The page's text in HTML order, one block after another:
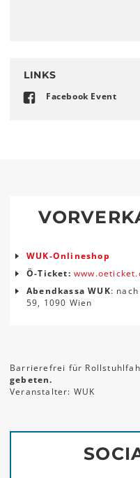
LINKS
Facebook Event
WUK-Onlineshop
Ö-Ticket:
Abendkassa WUK:
59, 1090 Wien
Barrierefrei für
gebeten.
Veranstalter: WUK